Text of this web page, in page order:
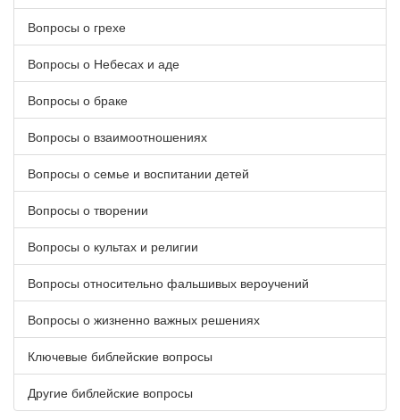
Вопросы о грехе
Вопросы о Небесах и аде
Вопросы о браке
Вопросы о взаимоотношениях
Вопросы о семье и воспитании детей
Вопросы о творении
Вопросы о культах и религии
Вопросы относительно фальшивых вероучений
Вопросы о жизненно важных решениях
Ключевые библейские вопросы
Другие библейские вопросы